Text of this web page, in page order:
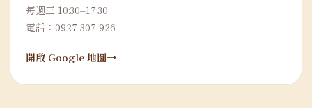
每週三 10:30–17:30
電話：0927-307-926
開啟 Google 地圖